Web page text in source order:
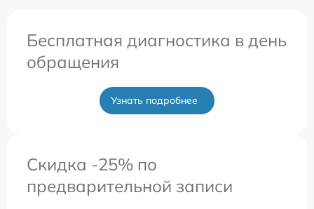
Бесплатная диагностика в день
обращения
Узнать подробнее
Скидка -25% по
предварительной записи